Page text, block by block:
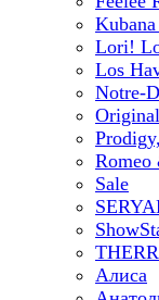
Lori!
Los
Notre-
Romeo
Sale
Алиса